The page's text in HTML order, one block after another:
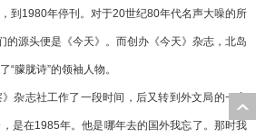
1980年停刊。对于20世纪80年代名声大噪的所
的源头便是《今天》。而创办《今天》杂志，北岛
“朦胧诗”的领袖人物。
志社工作了一段时间，后又转到外文局的一家
是在1985年。他是哪年去的国外我忘了。那时我